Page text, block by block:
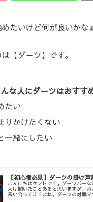
たいけど何が良いかな
【ダーツ】です。
な人にダーツはおすす
たい
りかけたくない
一緒にしたい
【初心者必見】ダーツの掛け声
こんにちはケントです。ダーツバー
人は聞いたことあると思いますが、
言い合ってますよね。ダーツの対戦マ